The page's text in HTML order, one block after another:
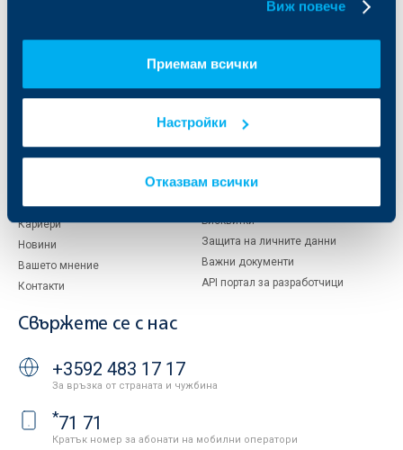
Виж повече
Приемам всички
Настройки
Отказвам всички
Кои сме ние
Управление
Тарифи и общи условия
ОББ Галерия
Кариери
Новини
Вашето мнение
Контакти
ДЗИ
ОББ Интерлийз
ОББ Асет мениджмънт
ОББ Застрахователен брокер
Продажба на имоти
Бисквитки
Защита на личните данни
Важни документи
API портал за разработчици
Свържете се с нас
+3592 483 17 17
За връзка от страната и чужбина
*71 71
Кратък номер за абонати на мобилни оператори